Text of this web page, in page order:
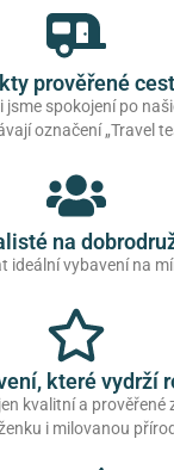
prověřené
jsme spokojení po
označení „Travel
na
ideální vybavení na
které vydrží
kvalitní a prověřené
i milovanou